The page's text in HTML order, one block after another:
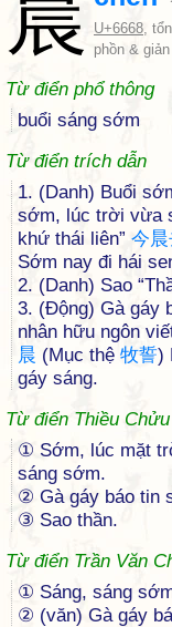
U+6668,
phồn &
Từ điển phổ thông
buổi sáng sớm
Từ điển trích dẫn
1. (Danh) Buổi
sớm, lúc trời vừa
khứ thái liên” 今晨
Sớm nay đi hái
2. (Danh) Sao
3. (Động) Gà gáy
nhân hữu ngôn
晨 (Mục thệ 牧誓)
gáy sáng.
Từ điển Thiều Chửu
① Sớm, lúc mặt
sáng sớm.
② Gà gáy báo tin
③ Sao thần.
Từ điển Trần Văn
① Sáng, sáng
② (văn) Gà gáy